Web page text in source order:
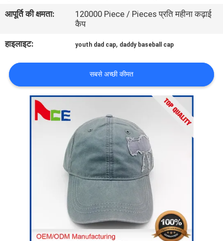
संपर्क
समाचार
मामलों
आपूर्ति की क्षमता:
120000 Piece / Pieces प्रति महीना कढ़ाई
कैप
हाइलाइट:
youth dad cap, daddy baseball cap
सबसे अच्छी कीमत